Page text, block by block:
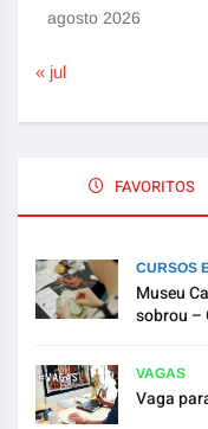
agosto 2026
« jul
FAVORITOS
CURSOS
Museu
sobrou –
VAGAS
Vaga